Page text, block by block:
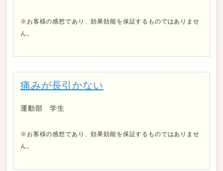
※お客様の感想であり、効果効能を保証するものではありませ
ん。
痛みが長引かない
運動部 学生
※お客様の感想であり、効果効能を保証するものではありませ
ん。